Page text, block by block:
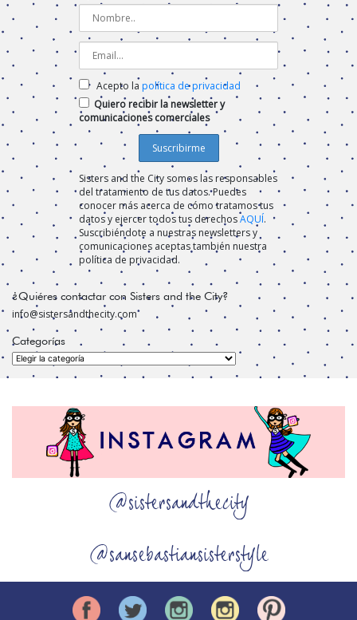
Acepto la política de privacidad
Quiero recibir la newsletter y
comunicaciones comerciales
Sisters and the City somos las responsables
del tratamiento de tus datos. Puedes
conocer más acerca de cómo tratamos tus
datos y ejercer todos tus derechosAQUÍ.
Suscribiéndote a nuestras newsletters y
comunicaciones aceptas también nuestra
política de privacidad.
¿Quiéres contactar con Sisters and the City?
info@sistersandthecity.com
Categorías
Categorías
@sistersandthecity
@sansebastiansisterstyle